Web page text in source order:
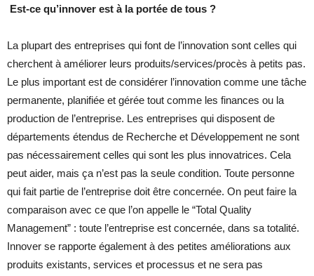
Est-ce qu’innover est à la portée de tous ?
La plupart des entreprises qui font de l’innovation sont celles qui
cherchent à améliorer leurs produits/services/procès à petits pas.
Le plus important est de considérer l’innovation comme une tâche
permanente, planifiée et gérée tout comme les finances ou la
production de l’entreprise. Les entreprises qui disposent de
départements étendus de Recherche et Développement ne sont
pas nécessairement celles qui sont les plus innovatrices. Cela
peut aider, mais ça n’est pas la seule condition. Toute personne
qui fait partie de l’entreprise doit être concernée. On peut faire la
comparaison avec ce que l’on appelle le “Total Quality
Management” : toute l’entreprise est concernée, dans sa totalité.
Innover se rapporte également à des petites améliorations aux
produits existants, services et processus et ne sera pas